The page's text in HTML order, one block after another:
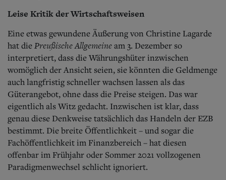
Leise Kritik der Wirtschaftsweisen
Eine etwas gewundene Äußerung von Christine Lagarde
hat diePreußische Allgemeineam 3. Dezember so
interpretiert, dass die Währungshüter inzwischen
womöglich der Ansicht seien, sie könnten die Geldmenge
auch langfristig schneller wachsen lassen als das
Güterangebot, ohne dass die Preise steigen. Das war
eigentlich als Witz gedacht. Inzwischen ist klar, dass
genau diese Denkweise tatsächlich das Handeln der EZB
bestimmt. Die breite Öffentlichkeit – und sogar die
Fachöffentlichkeit im Finanzbereich – hat diesen
offenbar im Frühjahr oder Sommer 2021 vollzogenen
Paradigmenwechsel schlicht ignoriert.